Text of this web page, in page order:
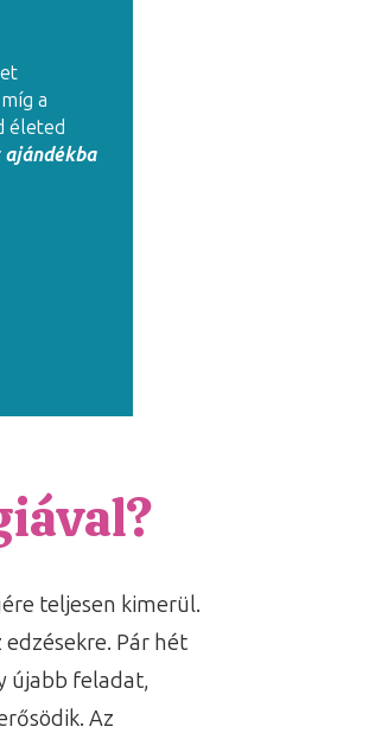
a
életed
teljesen kimerül.
Pár hét
újabb feladat,
Az